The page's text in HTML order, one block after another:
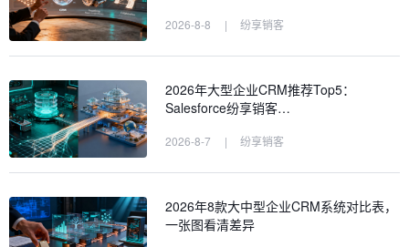
2026-8-8 | 纷享销客
2026年大型企业CRM推荐Top5：
Salesforce纷享销客…
2026-8-7 | 纷享销客
2026年8款大中型企业CRM系统对比表，
一张图看清差异